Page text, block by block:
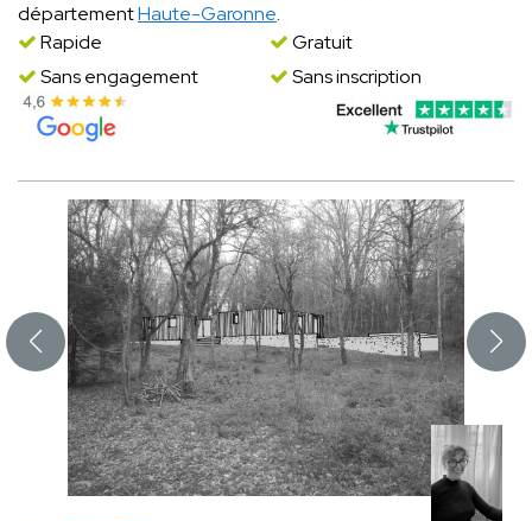
départementHaute-Garonne.
Rapide
Gratuit
Sans engagement
Sans inscription